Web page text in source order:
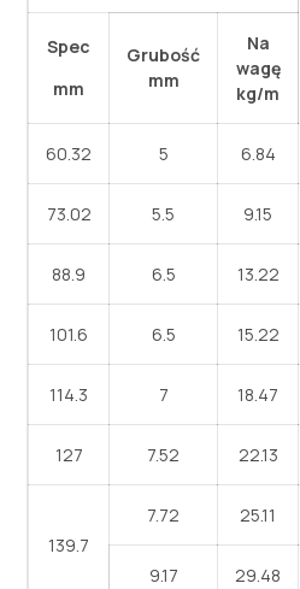
Spec
mm
Grubość
mm
Na
wagę
kg/m
60.32 5 6.84
73.02 5.5 9.15
88.9 6.5 13.22
101.6 6.5 15.22
114.3 7 18.47
127 7.52 22.13
139.7
7.72 25.11
9.17 29.48